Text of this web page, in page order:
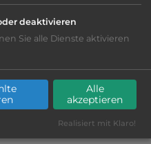
ruhig
deaktivieren
Sie alle Dienste aktivieren
Alle
akzeptieren
Realisiert mit Klaro!